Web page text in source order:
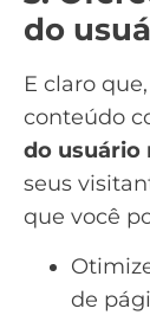
do
E claro
conteúdo
do usuário
seus
que você
de